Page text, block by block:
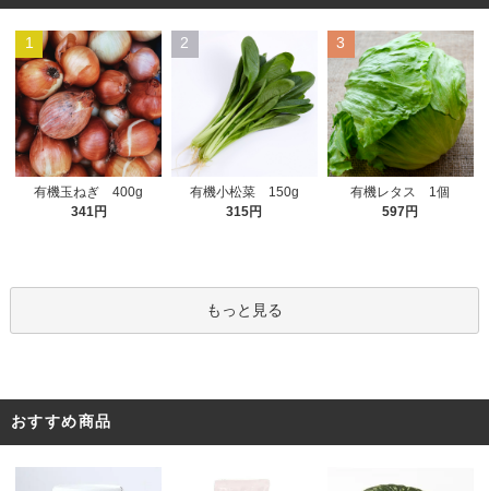
1
有機玉ねぎ 400g
341円
2
有機小松菜 150g
315円
3
有機レタス 1個
597円
もっと見る
おすすめ商品